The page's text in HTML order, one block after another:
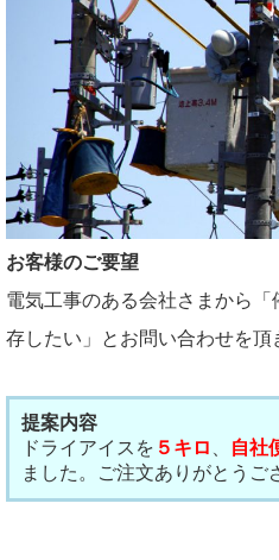
お客様のご要望
電気工事のある会社さまから
存したい」とお問い合わせを頂
提案内容
ドライアイスを ５キロ 自社
ました。ご注文ありがとうご